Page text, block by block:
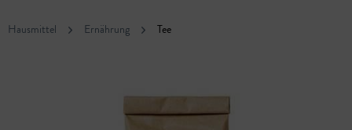
Hausmittel Ernährung Tee